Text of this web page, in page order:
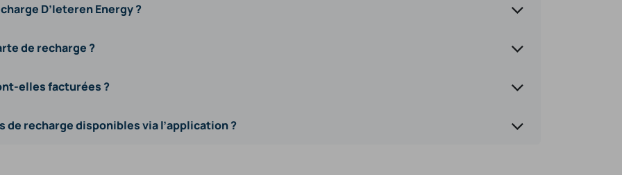
D’Ieteren Energy ?
de recharge ?
elles facturées ?
recharge disponibles via l’application ?